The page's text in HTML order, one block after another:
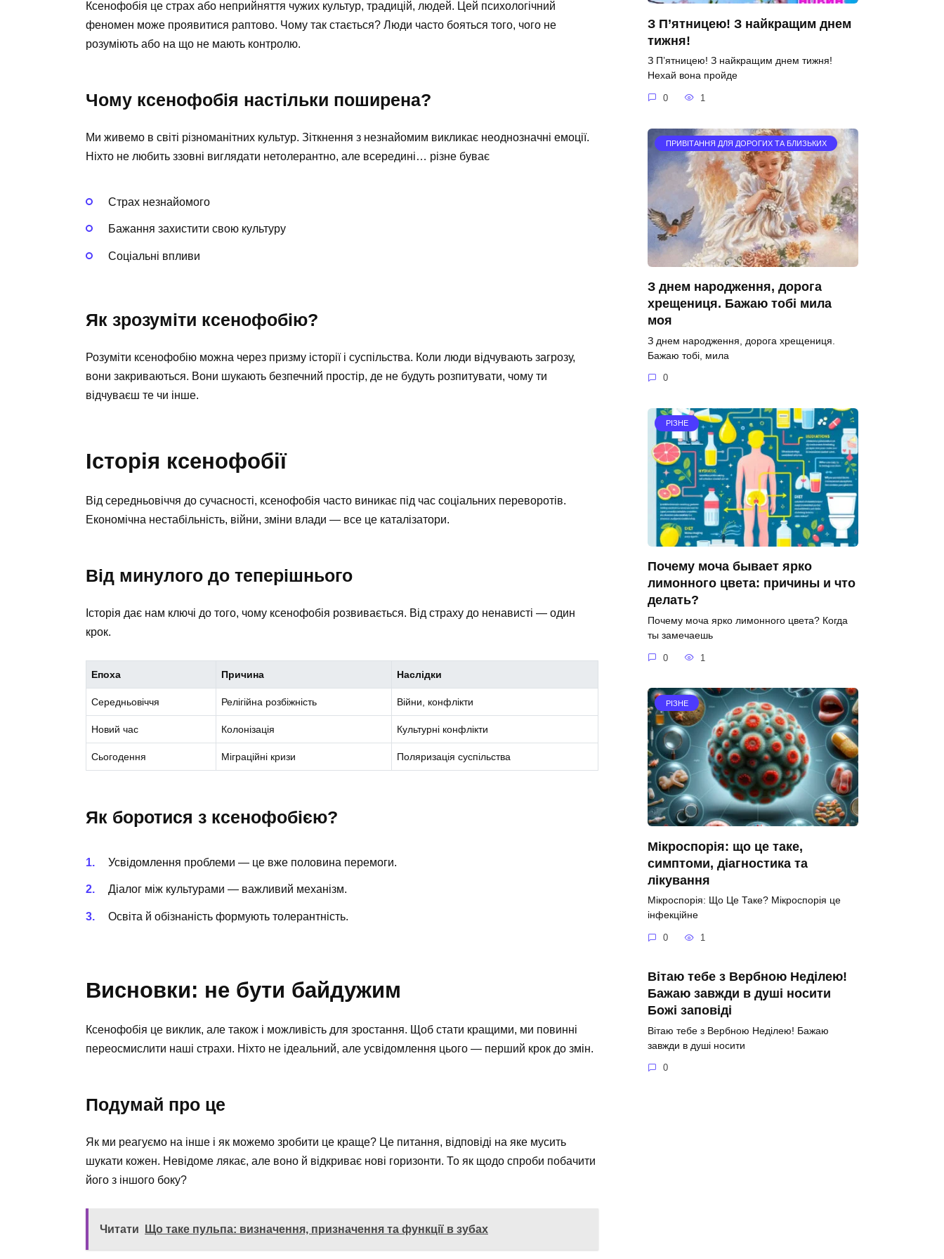
Ксенофобія це страх або неприйняття чужих культур, традицій, людей. Цей психологічний
феномен може проявитися раптово. Чому так стається? Люди часто бояться того, чого не
розуміють або на що не мають контролю.
Чому ксенофобія настільки поширена?
Ми живемо в світі різноманітних культур. Зіткнення з незнайомим викликає неоднозначні емоції.
Ніхто не любить ззовні виглядати нетолерантно, але всередині… різне буває
Страх незнайомого
Бажання захистити свою культуру
Соціальні впливи
Як зрозуміти ксенофобію?
Розуміти ксенофобію можна через призму історії і суспільства. Коли люди відчувають загрозу,
вони закриваються. Вони шукають безпечний простір, де не будуть розпитувати, чому ти
відчуваєш те чи інше.
Історія ксенофобії
Від середньовіччя до сучасності, ксенофобія часто виникає під час соціальних переворотів.
Економічна нестабільність, війни, зміни влади — все це каталізатори.
Від минулого до теперішнього
Історія дає нам ключі до того, чому ксенофобія розвивається. Від страху до ненависті — один
крок.
Епоха Причина Наслідки
Середньовіччя Релігійна розбіжність Війни, конфлікти
Новий час Колонізація Культурні конфлікти
Сьогодення Міграційні кризи Поляризація суспільства
Як боротися з ксенофобією?
Усвідомлення проблеми — це вже половина перемоги.
Діалог між культурами — важливий механізм.
Освіта й обізнаність формують толерантність.
Висновки: не бути байдужим
Ксенофобія це виклик, але також і можливість для зростання. Щоб стати кращими, ми повинні
переосмислити наші страхи. Ніхто не ідеальний, але усвідомлення цього — перший крок до змін.
Подумай про це
Як ми реагуємо на інше і як можемо зробити це краще? Це питання, відповіді на яке мусить
шукати кожен. Невідоме лякає, але воно й відкриває нові горизонти. То як щодо спроби побачити
його з іншого боку?
Читати Що таке пульпа: визначення, призначення та функції в зубах
З П’ятницею! З найкращим днем
тижня!
З П’ятницею! З найкращим днем тижня!
Нехай вона пройде
0 1
ПРИВІТАННЯ ДЛЯ ДОРОГИХ ТА БЛИЗЬКИХ
З днем народження, дорога
хрещениця. Бажаю тобі мила
моя
З днем народження, дорога хрещениця.
Бажаю тобі, мила
0
РІЗНЕ
Почему моча бывает ярко
лимонного цвета: причины и что
делать?
Почему моча ярко лимонного цвета? Когда
ты замечаешь
0 1
РІЗНЕ
Мікроспорія: що це таке,
симптоми, діагностика та
лікування
Мікроспорія: Що Це Таке? Мікроспорія це
інфекційне
0 1
Вітаю тебе з Вербною Неділею!
Бажаю завжди в душі носити
Божі заповіді
Вітаю тебе з Вербною Неділею! Бажаю
завжди в душі носити
0